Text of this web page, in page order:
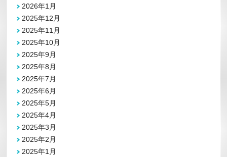
2026年1月
2025年12月
2025年11月
2025年10月
2025年9月
2025年8月
2025年7月
2025年6月
2025年5月
2025年4月
2025年3月
2025年2月
2025年1月